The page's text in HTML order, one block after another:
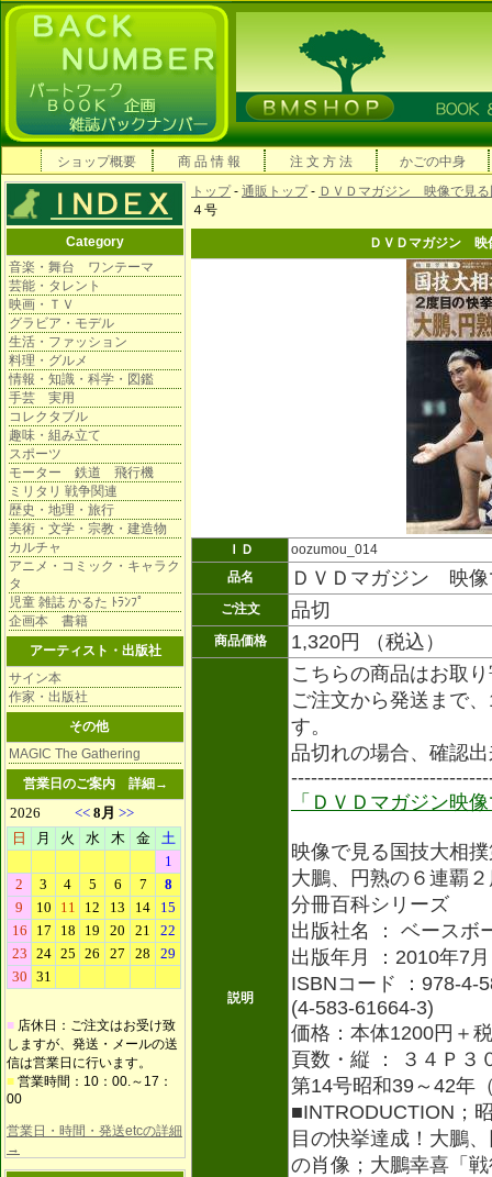
ショップ概要 商 品 情 報 注 文 方 法 かごの中身
Category
音楽・舞台 ワンテーマ
芸能・タレント
映画・ＴＶ
グラビア・モデル
生活・ファッション
料理・グルメ
情報・知識・科学・図鑑
手芸 実用
コレクタブル
趣味・組み立て
スポーツ
モーター 鉄道 飛行機
ミリタリ 戦争関連
歴史・地理・旅行
美術・文学・宗教・建造物
カルチャ
アニメ・コミック・キャラク
タ
児童 雑誌 かるた ﾄﾗﾝﾌﾟ
企画本 書籍
アーティスト・出版社
サイン本
作家・出版社
その他
MAGIC The Gathering
営業日のご案内 詳細→
■ 店休日：ご注文はお受け致
しますが、発送・メールの送
信は営業日に行います。
■ 営業時間：10：00.～17：
00
営業日・時間・発送etcの詳細
→
トップ- 通販トップ- ＤＶＤマガジン 映像で見る
４号
ＤＶＤマガジン
ＩＤ
oozumou_014
品名
ＤＶＤマガジン 映
ご注文 品切
商品価格 1,320円 （税込）
説明
こちらの商品はお取
ご注文から発送まで
す。
品切れの場合、確認
「ＤＶＤマガジン映
映像で見る国技大相
大鵬、円熟の６連覇
分冊百科シリーズ
出版社名 ： ベースボ
出版年月 ：2010年7月
ISBNコード ：978-4-
(4-583-61664-3)
価格：本体1200円＋税
頁数・縦 ： ３４Ｐ３
第14号昭和39～42年
■INTRODUCTION；
目の快挙達成！大鵬
の肖像；大鵬幸喜「